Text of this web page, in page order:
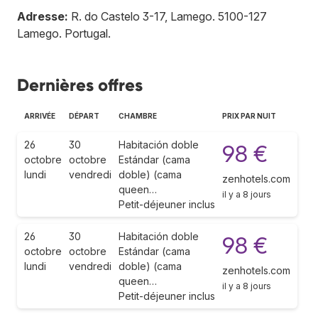
Adresse: R. do Castelo 3-17, Lamego. 5100-127
Lamego. Portugal.
Dernières offres
ARRIVÉE DÉPART CHAMBRE PRIX PAR NUIT
26
octobre
lundi
30
octobre
vendredi
Habitación doble
Estándar (cama
doble) (cama
queen…
Petit-déjeuner inclus
98 €
zenhotels.com
il y a 8 jours
26
octobre
lundi
30
octobre
vendredi
Habitación doble
Estándar (cama
doble) (cama
queen…
Petit-déjeuner inclus
98 €
zenhotels.com
il y a 8 jours